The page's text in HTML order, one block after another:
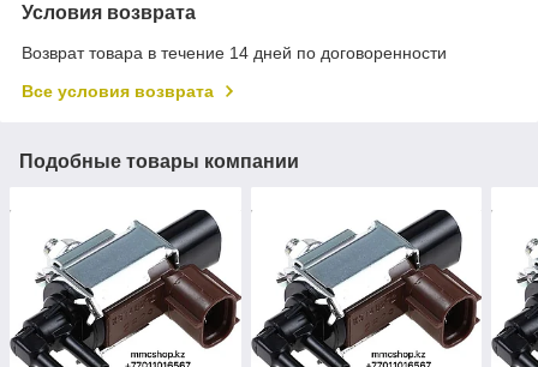
Условия возврата
Возврат товара в течение 14 дней по договоренности
Все условия возврата
Подобные товары компании